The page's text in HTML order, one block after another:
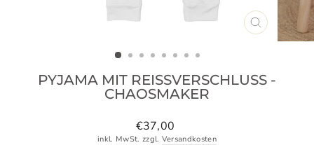
ESC)
PYJAMA MIT REISSVERSCHLUSS -
CHAOSMAKER
Normaler
Preis
€37,00
inkl. MwSt. zzgl. Versandkosten